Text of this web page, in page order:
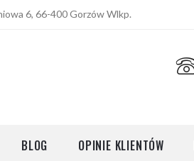
6, 66-400 Gorzów Wlkp.
BLOG OPINIE KLIENTÓW